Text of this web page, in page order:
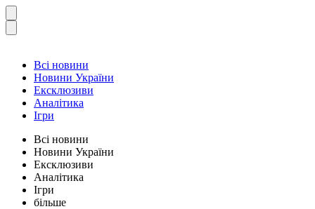
Всі новини
Новини України
Ексклюзиви
Аналітика
Ігри
Всі новини
Новини України
Ексклюзиви
Аналітика
Ігри
більше